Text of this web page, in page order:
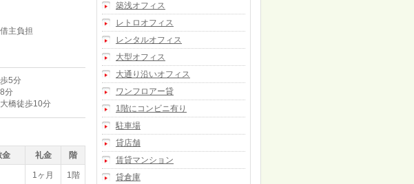
主負担
5分
分
橋徒歩10分
金 礼金 階
1ヶ月 1階
築浅オフィス
レトロオフィス
レンタルオフィス
大型オフィス
大通り沿いオフィス
ワンフロアー貸
1階にコンビニ有り
駐車場
貸店舗
賃貸マンション
貸倉庫